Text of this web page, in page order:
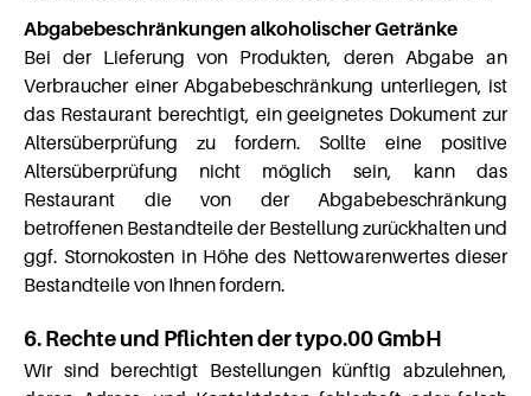
Abgabebeschränkungen alkoholischer Getränke
Bei der Lieferung von Produkten, deren Abgabe an
Verbraucher einer Abgabebeschränkung unterliegen, ist
das Restaurant berechtigt, ein geeignetes Dokument zur
Altersüberprüfung zu fordern. Sollte eine positive
Altersüberprüfung nicht möglich sein, kann das
Restaurant die von der Abgabebeschränkung
betroffenen Bestandteile der Bestellung zurückhalten und
ggf. Stornokosten in Höhe des Nettowarenwertes dieser
Bestandteile von Ihnen fordern.
6. Rechte und Pflichten der typo.00 GmbH
Wir sind berechtigt Bestellungen künftig abzulehnen,